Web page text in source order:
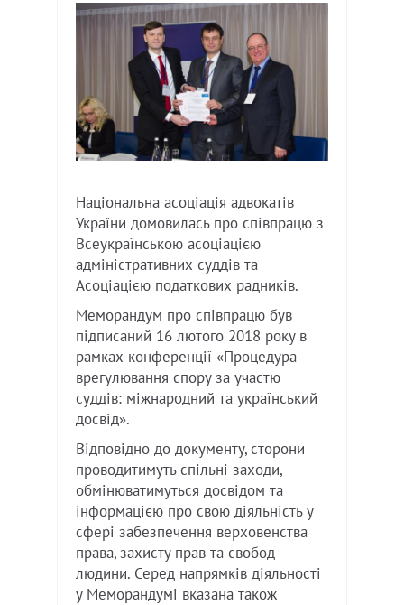
Національна асоціація адвокатів
України домовилась про співпрацю з
Всеукраїнською асоціацією
адміністративних суддів та
Асоціацією податкових радників.
Меморандум про співпрацю був
підписаний 16 лютого 2018 року в
рамках конференції «Процедура
врегулювання спору за участю
суддів: міжнародний та український
досвід».
Відповідно до документу, сторони
проводитимуть спільні заходи,
обмінюватимуться досвідом та
інформацією про свою діяльність у
сфері забезпечення верховенства
права, захисту прав та свобод
людини. Серед напрямків діяльності
у Меморандумі вказана також